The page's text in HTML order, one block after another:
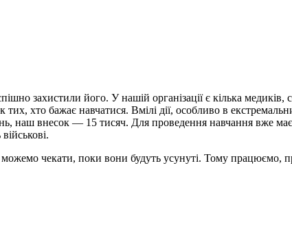
захистили його. У нашій організації є кілька
хто бажає навчатися. Вмілі дії, особливо в
наш внесок — 15 тисяч. Для проведення навчання вже
чекати, поки вони будуть усунуті. Тому